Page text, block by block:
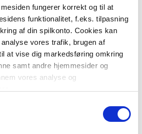
fungerer korrekt og til at
funktionalitet, f.eks. tilpasning
af din spilkonto. Cookies kan
vores trafik, brugen af
at vise dig markedsføring omkring
samt andre hjemmesider og
vores analyse og
vores brug af cookies under
klikke videre til vores Cookiepolitik,